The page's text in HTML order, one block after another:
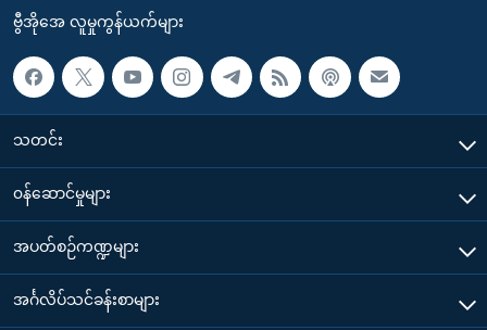
ဗွီအိုအေ လူမှုကွန်ယက်များ
သတင်း
၀န်ဆောင်မှုများ
အပတ်စဉ်ကဏ္ဍများ
အင်္ဂလိပ်သင်ခန်းစာများ